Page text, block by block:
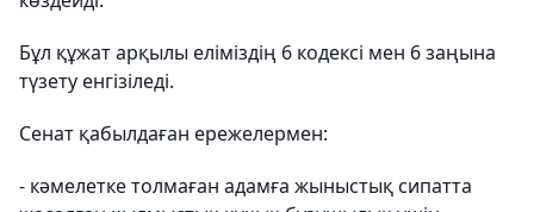
Бұл құжат арқылы еліміздің 6 кодексі мен 6 заңына
түзету енгізіледі.
Сенат қабылдаған ережелермен:
- кәмелетке толмаған адамға жыныстық сипатта